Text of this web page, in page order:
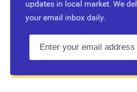
updates in local market. We
your email inbox daily.